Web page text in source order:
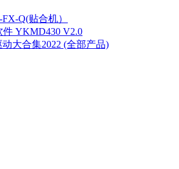
Q(贴合机）
YKMD430 V2.0
大合集2022 (全部产品)